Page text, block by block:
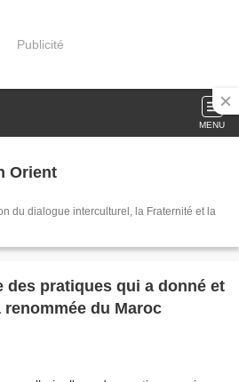
Publicité
MENU
Orient
du dialogue interculturel, la Fraternité et la
des pratiques qui a donné et
du Maroc